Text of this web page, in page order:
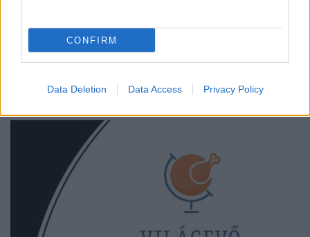
CONFIRM
Data Deletion Data Access Privacy Policy
A valódi, igényes alapokból dolgozó pékségek
nyitása mindig ünnep, ugyanis ez nem olyan műfaj,